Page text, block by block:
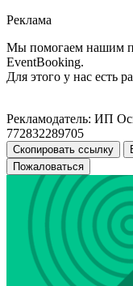
Реклама
Мы помогаем нашим
EventBooking.
Для этого у нас есть
Рекламодатель: ИП
772832289705
Скопировать ссылку
Пожаловаться